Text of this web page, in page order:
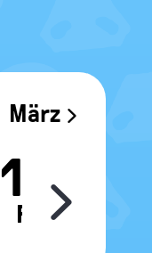
März
13
Fr Move